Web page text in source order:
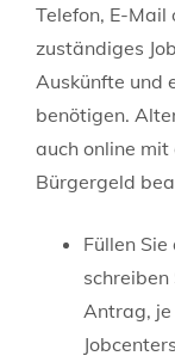
Telefon, E-
zuständiges
Auskünfte und
benötigen.
auch online
Bürgergeld
Füllen
Antrag,